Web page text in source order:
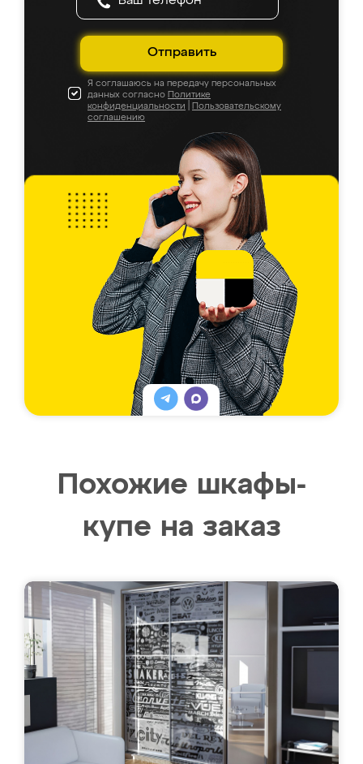
Отправить
Я соглашаюсь на передачу персональных
данных согласно Политике
конфиденциальности
Пользовательскому
соглашению
Похожие шкафы-
купе на заказ